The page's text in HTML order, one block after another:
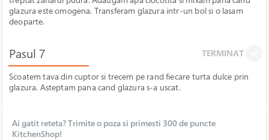
glazura este omogena. Transferam glazura intr-un bol si o lasam
deoparte.
Pasul 7 TERMINAT
Scoatem tava din cuptor si trecem pe rand fiecare turta dulce prin
glazura. Asteptam pana cand glazura s-a uscat.
Ai gatit reteta? Trimite o poza si primesti 300 de puncte
KitchenShop!